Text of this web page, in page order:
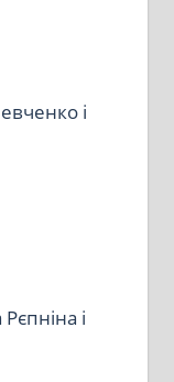
і
і